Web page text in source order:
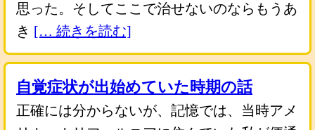
思った。そしてここで治せないのならもうあ
き [… 続きを読む]
自覚症状が出始めていた時期の話
正確には分からないが、記憶では、当時アメ